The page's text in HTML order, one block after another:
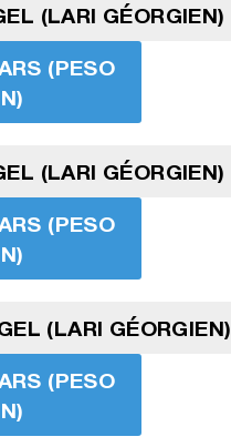
(LARI GÉORGIEN)
(PESO
(LARI GÉORGIEN)
(PESO
(LARI GÉORGIEN)
(PESO